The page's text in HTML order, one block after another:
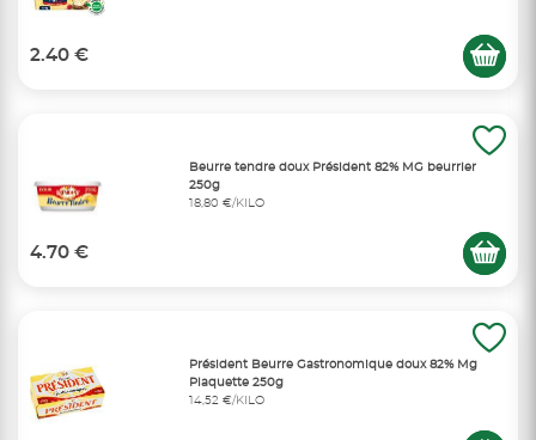
2.40 €
Beurre tendre doux Président 82% MG beurrier
250g
18,80 €/KILO
4.70 €
Président Beurre Gastronomique doux 82% Mg
Plaquette 250g
14,52 €/KILO